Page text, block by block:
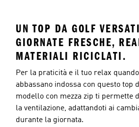
UN TOP DA GOLF
GIORNATE FRESCHE,
MATERIALI RICICLATI.
Per la praticità e il tuo relax
abbassano indossa con questo top
modello con mezza zip ti permette
la ventilazione, adattandoti ai
durante la giornata.